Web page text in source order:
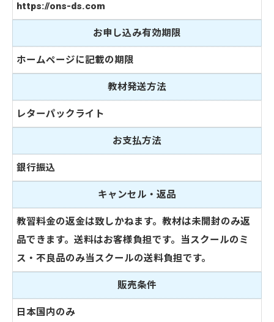
https://ons-ds.com
お申し込み有効期限
ホームページに記載の期限
教材発送方法
レターパックライト
お支払方法
銀行振込
キャンセル・返品
教習料金の返金は致しかねます。教材は未開封のみ返
品できます。送料はお客様負担です。当スクールのミ
ス・不良品のみ当スクールの送料負担です。
販売条件
日本国内のみ